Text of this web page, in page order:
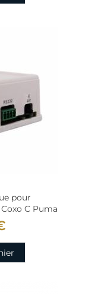
pour
C Puma